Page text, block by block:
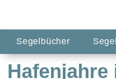
Segelbücher
Hafenjahre